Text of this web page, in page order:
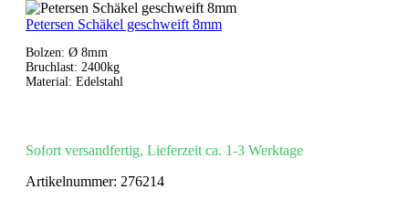
Petersen Schäkel geschweift 8mm
Bolzen: Ø 8mm
Bruchlast: 2400kg
Material: Edelstahl
Sofort versandfertig, Lieferzeit ca. 1-3 Werktage
Artikelnummer: 276214